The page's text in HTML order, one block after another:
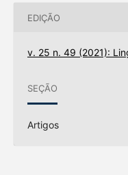
EDIÇÃO
v. 25 n. 49 (2021):
SEÇÃO
Artigos